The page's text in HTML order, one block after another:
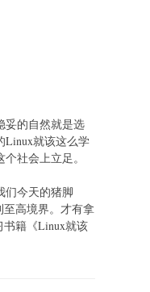
妥的自然就是选
Linux就该这么学
社会上立足。
们今天的猪脚
高境界。才有拿
籍《Linux就该